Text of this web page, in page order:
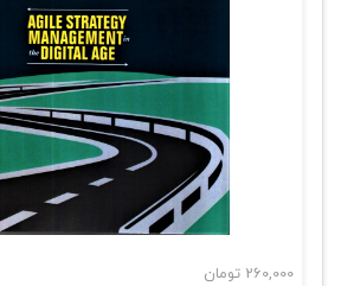
260,000 تومان